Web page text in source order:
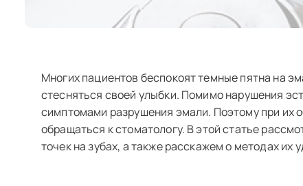
Многих пациентов беспокоят темные пятна на
стесняться своей улыбки. Помимо нарушения
симптомами разрушения эмали. Поэтому при их
обращаться к стоматологу. В этой статье
точек на зубах, а также расскажем о методах их